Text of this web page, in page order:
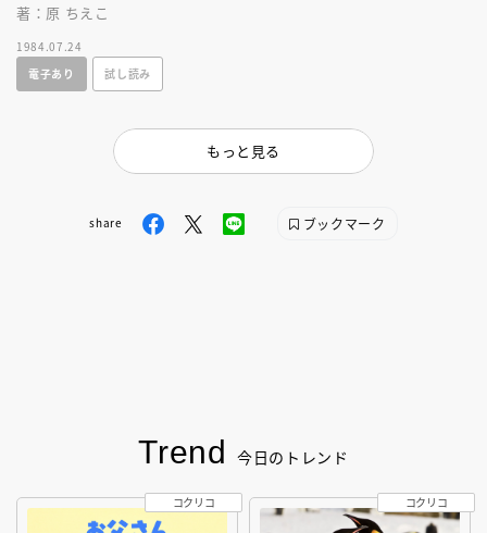
著：原 ちえこ
1984.07.24
電子あり
試し読み
もっと見る
share ブックマーク
Trend 今日のトレンド
コクリコ コクリコ